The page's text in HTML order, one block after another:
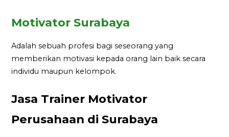
Motivator Surabaya
Adalah sebuah profesi bagi seseorang yang
memberikan motivasi kepada orang lain baik secara
individu maupun kelompok.
Jasa Trainer Motivator
Perusahaan di Surabaya